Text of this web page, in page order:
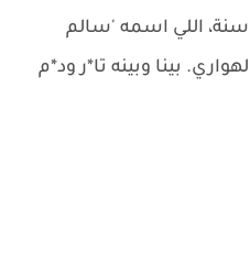
سنة، اللي اسمه 'سالم
بينا وبينه تا*ر ود*م